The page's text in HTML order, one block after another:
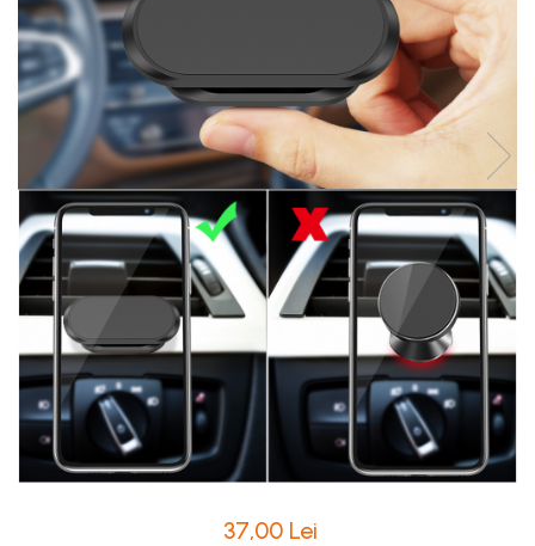
Intretinere Textile si Covoare
Accesorii Gradina
Markere Multisuprafete
37,00 Lei